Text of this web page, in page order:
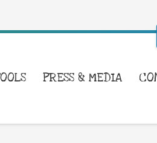
PRESS & MEDIA